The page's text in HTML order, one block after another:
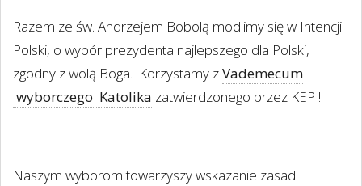
Razem ze św. Andrzejem Bobolą modlimy się w Intencji
Polski, o wybór prezydenta najlepszego dla Polski,
zgodny z wolą Boga. Korzystamy zVademecum
wyborczego Katolika zatwierdzonego przez KEP !
Naszym wyborom towarzyszy wskazanie zasad